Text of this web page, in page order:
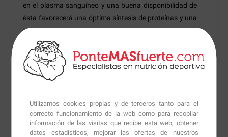
Utilizamos cookies propias y de terceros tanto para el
correcto funcionamiento de la web como para recopilar
información de las visitas que recibe esta web, obtener
datos estadísticos, mejorar las ofertas de nuestros
en el plasma sanguíneo y una buena disponibilidad de
ésta favorecerá una óptima síntesis de proteínas y una
mejora en el almacenamiento de glucógeno. Por otro
lado, la taurina estimulará la entreada de nutrientes al
interior de las células aumentando las reservas de
glucógeno y reduciendo la glucosa sanguínea.
aporta 3 gr de monohidrato de creatina de una gran
biodisponibilidad que junto con la proteína de suero
nos ayudará a aumentar la fuerza de una forma